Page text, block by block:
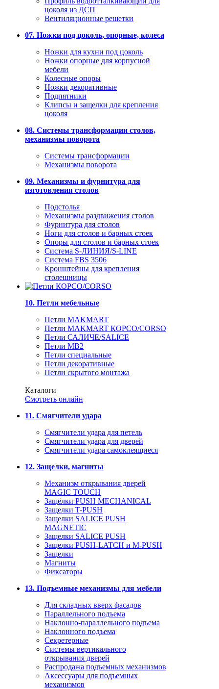
цоколя из ДСП
Вентиляционные решетки
07. Ножки под цоколь, опорные, колеса
Ножки для кухни под цоколь
Ножки опорные для корпусной
мебели
Колесные опоры
Ножки декоративные
Подпятники
Клипсы и защелки для крепления
цоколя
08. Системы трансформации столов,
механизмы поворота
Системы трансформации
Механизмы поворота
09. Механизмы и фурнитура для
изготовления столов
Подстолья
Механизмы раздвижения столов
Фурнитура для столов
Ноги для столов и барных стоек
Опоры для столов и барных стоек
Система S-ЛИНИЯ/S-LINE
Система FBS 3506
Кронштейны для крепления
столешницы
10. Петли мебельные
Петли MAKMART
Петли MAKMART КОРСО/CORSO
Петли САЛИЧЕ/SALICE
Петли MB2
Петли специальные
Петли декоративные
Петли скрытого монтажа
Каталоги
Смотреть онлайн
11. Смягчители удара
Смягчители удара для петель
Смягчители удара для дверей
Cмягчители удара самоклеящиеся
12. Защелки, магниты
Механизм открывания дверей
MAGIC TOUCH
Защёлки PUSH MECHANICAL
Защелки T-PUSH
Защелки SALICE PUSH
MAGNETIC
Защелки SALICE PUSH
Защелки PUSH-LATCH и M-PUSH
Защелки
Магниты
Фиксаторы
13. Подъемные механизмы для мебели
Для складных вверх фасадов
Параллельного подъема
Наклонно-параллельного подъема
Наклонного подъема
Секретерные
Системы вертикального
открывания дверей
Распродажа подъемных механизмов
Аксессуары для подъемных
механизмов